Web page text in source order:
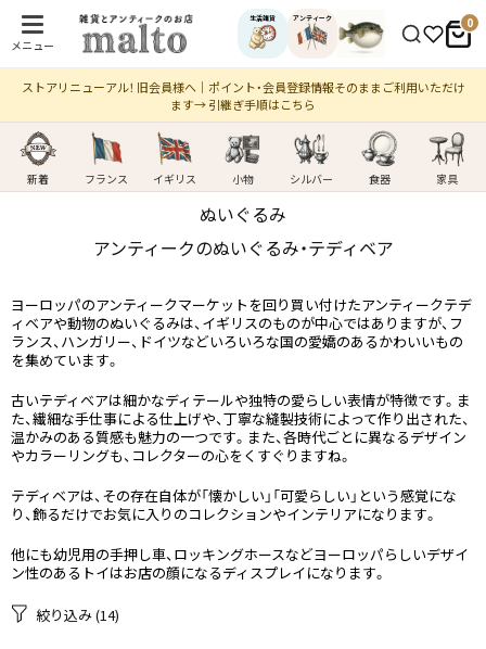
メニュー
生活雑貨 アンティーク 0
ストアリニューアル！ 旧会員様へ｜ポイント・会員登録情報そのままご利用いただけ
ます→ 引継ぎ手順はこちら
新着 フランス イギリス 小物 シルバー 食器 家具
ぬいぐる​み
アンティークの​ぬいぐるみ・テディベア
ヨーロッパのアンティークマーケットを回り買い付けたアンティークテデ
ィベアや動物のぬいぐるみは、イギリスのものが中心ではありますが、フ
ランス、ハンガリー、ドイツなどいろいろな国の愛嬌のあるかわいいもの
を集めています。
古いテディベアは細かなディテールや独特の愛らしい表情が特徴です。ま
た、繊細な手仕事による仕上げや、丁寧な縫製技術によって作り出された、
温かみのある質感も魅力の一つです。また、各時代ごとに異なるデザイン
やカラーリングも、コレクターの心をくすぐりますね。
テディベアは、その存在自体が「懐かしい」「可愛らしい」という感覚にな
り、飾るだけでお気に入りのコレクションやインテリアになります。
他にも幼児用の手押し車、ロッキングホースなどヨーロッパらしいデザイ
ン性のあるトイはお店の顔になるディスプレイになります。
絞り込み(14)